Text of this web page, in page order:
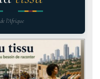
l'Afrique